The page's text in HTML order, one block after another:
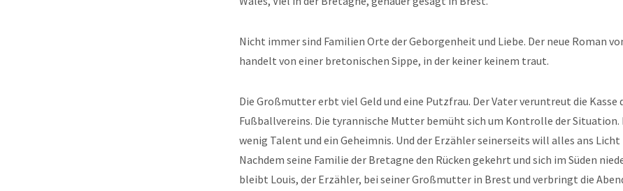
Nicht immer sind Familien Orte der Geborgenheit und Liebe. Der neue Roman
handelt von einer bretonischen Sippe, in der keiner keinem traut.
Die Großmutter erbt viel Geld und eine Putzfrau. Der Vater veruntreut die Kasse
Fußballvereins. Die tyrannische Mutter bemüht sich um Kontrolle der Situation.
wenig Talent und ein Geheimnis. Und der Erzähler seinerseits will alles ans
Nachdem seine Familie der Bretagne den Rücken gekehrt und sich im Süden
bleibt Louis, der Erzähler, bei seiner Großmutter in Brest und verbringt die